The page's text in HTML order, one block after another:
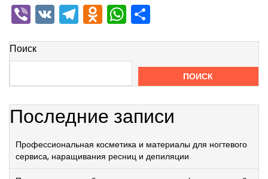
Viber
VKTelegram
Odnoklassniki
WhatsApp
Поиск
ПОИСК
Последние записи
Профессиональная косметика и материалы для ногтевого
сервиса, наращивания ресниц и депиляции